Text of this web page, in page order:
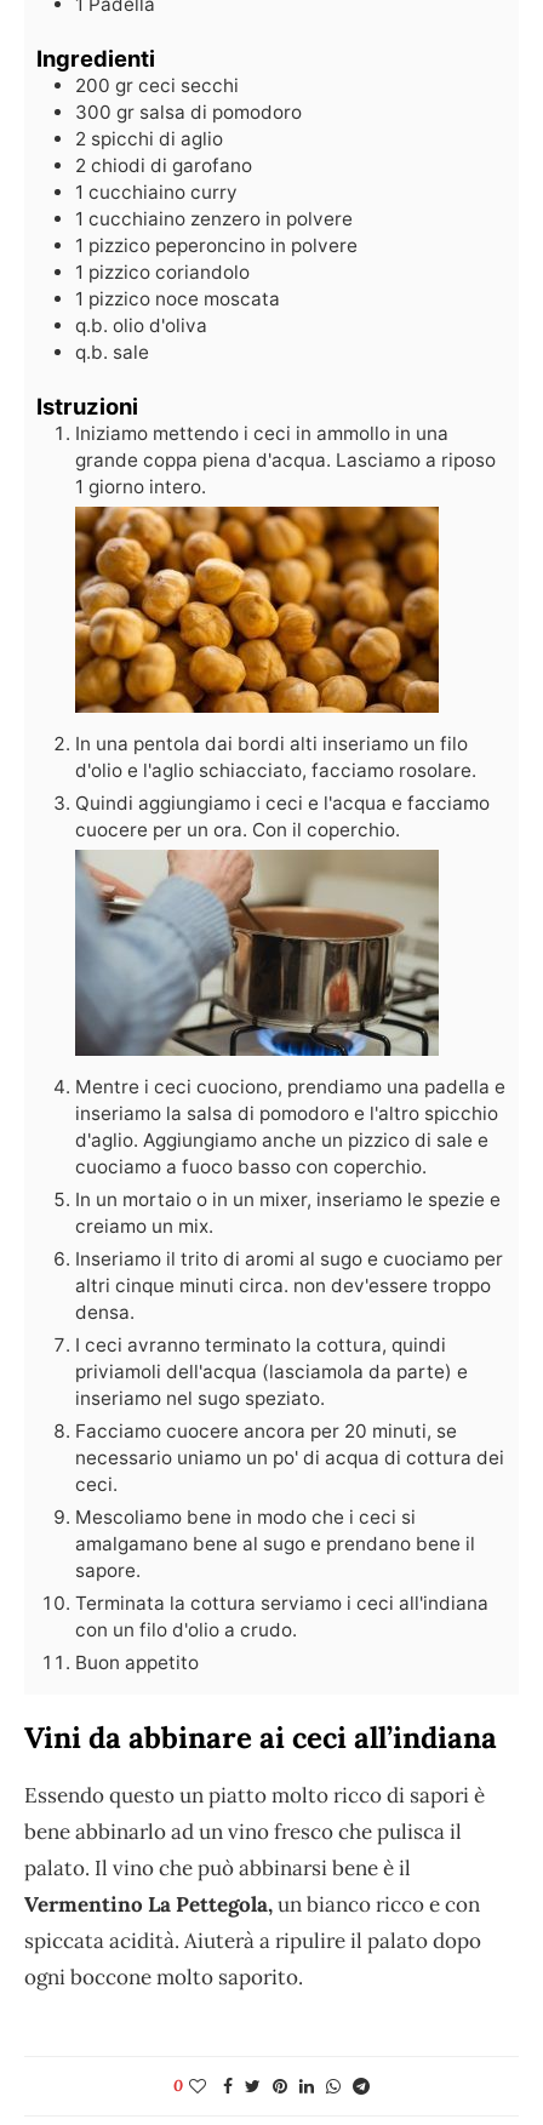
Ingredienti
200 gr ceci secchi
300 gr salsa di pomodoro
2 spicchi di aglio
2 chiodi di garofano
1 cucchiaino curry
1 cucchiaino zenzero in polvere
1 pizzico peperoncino in polvere
1 pizzico coriandolo
1 pizzico noce moscata
q.b. olio d'oliva
q.b. sale
Istruzioni
Iniziamo mettendo i ceci in ammollo in una
grande coppa piena d'acqua. Lasciamo a riposo
1 giorno intero.
In una pentola dai bordi alti inseriamo un filo
d'olio e l'aglio schiacciato, facciamo rosolare.
Quindi aggiungiamo i ceci e l'acqua e facciamo
cuocere per un ora. Con il coperchio.
Mentre i ceci cuociono, prendiamo una padella e
inseriamo la salsa di pomodoro e l'altro spicchio
d'aglio. Aggiungiamo anche un pizzico di sale e
cuociamo a fuoco basso con coperchio.
In un mortaio o in un mixer, inseriamo le spezie e
creiamo un mix.
Inseriamo il trito di aromi al sugo e cuociamo per
altri cinque minuti circa. non dev'essere troppo
densa.
I ceci avranno terminato la cottura, quindi
priviamoli dell'acqua (lasciamola da parte) e
inseriamo nel sugo speziato.
Facciamo cuocere ancora per 20 minuti, se
necessario uniamo un po' di acqua di cottura dei
ceci.
Mescoliamo bene in modo che i ceci si
amalgamano bene al sugo e prendano bene il
sapore.
Terminata la cottura serviamo i ceci all'indiana
con un filo d'olio a crudo.
Buon appetito
Vini da abbinare ai ceci all’indiana
Essendo questo un piatto molto ricco di sapori è
bene abbinarlo ad un vino fresco che pulisca il
palato. Il vino che può abbinarsi bene è il
Vermentino La Pettegola,un bianco ricco e con
spiccata acidità. Aiuterà a ripulire il palato dopo
ogni boccone molto saporito.
0